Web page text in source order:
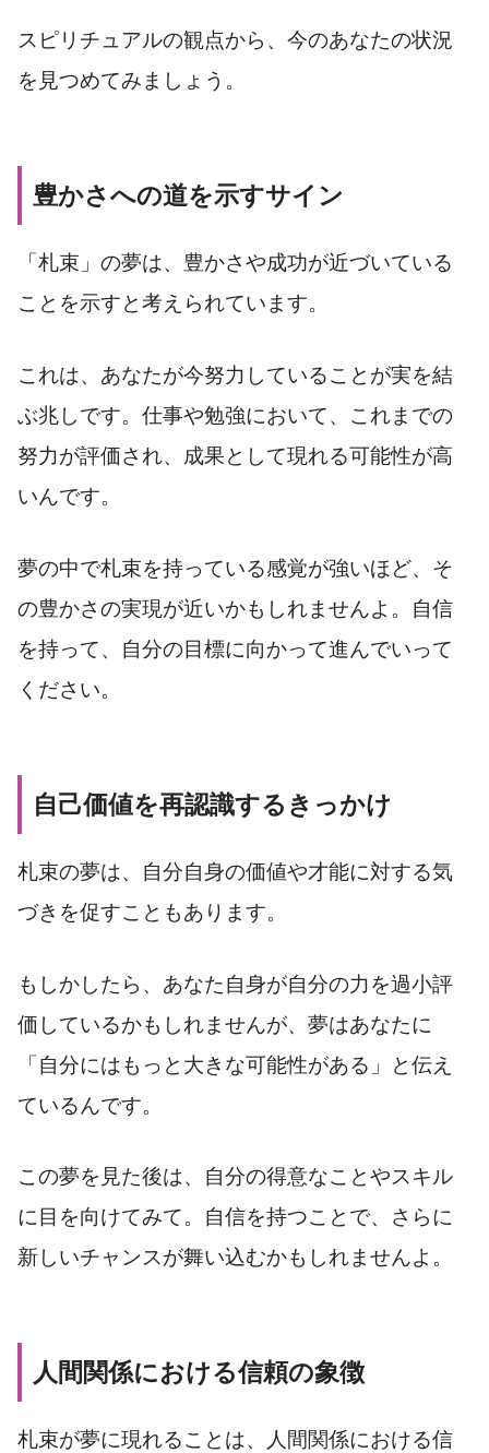
スピリチュアルの観点から、今のあなたの状況
を見つめてみましょう。
豊かさへの道を示すサイン
「札束」の夢は、豊かさや成功が近づいている
ことを示すと考えられています。
これは、あなたが今努力していることが実を結
ぶ兆しです。仕事や勉強において、これまでの
努力が評価され、成果として現れる可能性が高
いんです。
夢の中で札束を持っている感覚が強いほど、そ
の豊かさの実現が近いかもしれませんよ。自信
を持って、自分の目標に向かって進んでいって
ください。
自己価値を再認識するきっかけ
札束の夢は、自分自身の価値や才能に対する気
づきを促すこともあります。
もしかしたら、あなた自身が自分の力を過小評
価しているかもしれませんが、夢はあなたに
「自分にはもっと大きな可能性がある」と伝え
ているんです。
この夢を見た後は、自分の得意なことやスキル
に目を向けてみて。自信を持つことで、さらに
新しいチャンスが舞い込むかもしれませんよ。
人間関係における信頼の象徴
札束が夢に現れることは、人間関係における信